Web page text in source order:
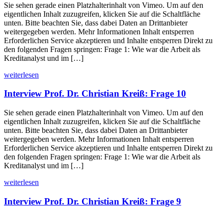
Sie sehen gerade einen Platzhalterinhalt von Vimeo. Um auf den
eigentlichen Inhalt zuzugreifen, klicken Sie auf die Schaltfläche
unten. Bitte beachten Sie, dass dabei Daten an Drittanbieter
weitergegeben werden. Mehr Informationen Inhalt entsperren
Erforderlichen Service akzeptieren und Inhalte entsperren Direkt zu
den folgenden Fragen springen: Frage 1: Wie war die Arbeit als
Kreditanalyst und im […]
weiterlesen
Interview Prof. Dr. Christian Kreiß: Frage 10
Sie sehen gerade einen Platzhalterinhalt von Vimeo. Um auf den
eigentlichen Inhalt zuzugreifen, klicken Sie auf die Schaltfläche
unten. Bitte beachten Sie, dass dabei Daten an Drittanbieter
weitergegeben werden. Mehr Informationen Inhalt entsperren
Erforderlichen Service akzeptieren und Inhalte entsperren Direkt zu
den folgenden Fragen springen: Frage 1: Wie war die Arbeit als
Kreditanalyst und im […]
weiterlesen
Interview Prof. Dr. Christian Kreiß: Frage 9